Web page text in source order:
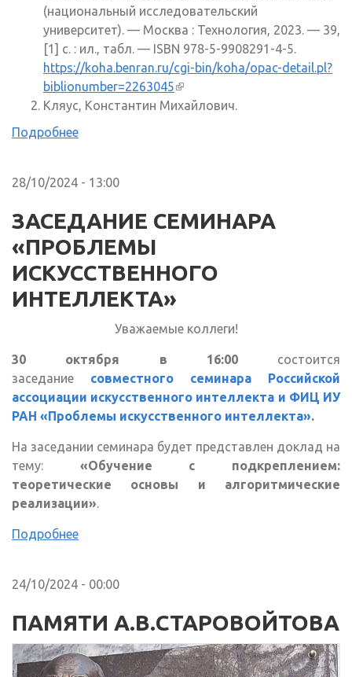
(национальный исследовательский
университет). — Москва : Технология, 2023. — 39,
[1] с. : ил., табл. — ISBN 978-5-9908291-4-5.
https://koha.benran.ru/cgi-bin/koha/opac-detail.pl?
biblionumber=2263045(внешняя ссылка)
Кляус, Константин Михайлович.
Подробнее
28/10/2024 - 13:00
ЗАСЕДАНИЕ СЕМИНАРА
«ПРОБЛЕМЫ
ИСКУССТВЕННОГО
ИНТЕЛЛЕКТА»
Уважаемые коллеги!
30 октября в 16:00состоится
заседание совместного семинара Российской
ассоциации искусственного интеллекта и ФИЦ ИУ
РАН «Проблемы искусственного интеллекта».
На заседании семинара будет представлен доклад на
тему: «Обучение с подкреплением:
теоретические основы и алгоритмические
реализации».
Подробнее
24/10/2024 - 00:00
ПАМЯТИ А.В.СТАРОВОЙТОВА